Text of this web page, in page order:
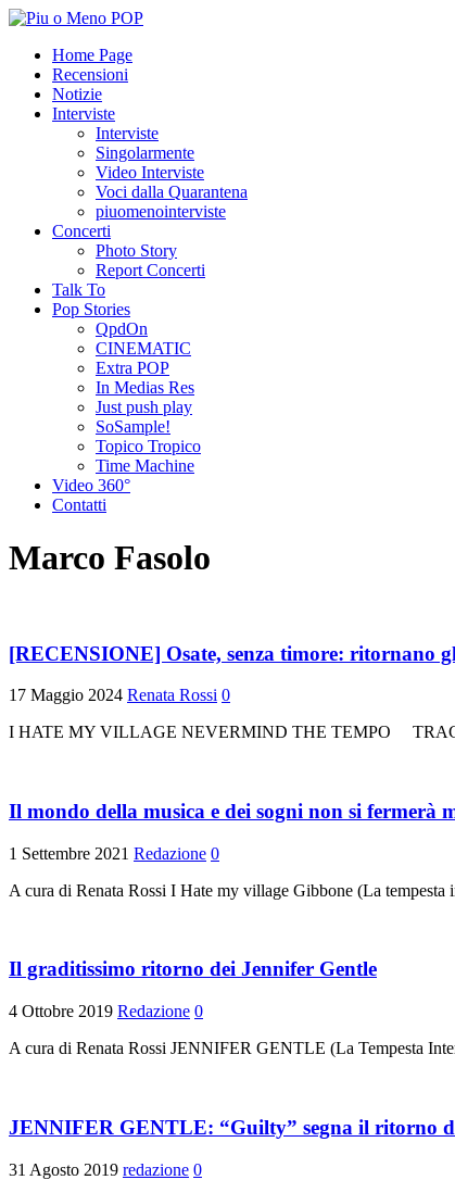
Home Page
Recensioni
Notizie
Interviste
Interviste
Singolarmente
Video Interviste
Voci dalla Quarantena
piuomenointerviste
Concerti
Photo Story
Report Concerti
Talk To
Pop Stories
QpdOn
CINEMATIC
Extra POP
In Medias Res
Just push play
SoSample!
Topico Tropico
Time Machine
Video 360°
Contatti
Marco Fasolo
[RECENSIONE] Osate, senza timore: ritornano
17 Maggio 2024 Renata Rossi 0
I HATE MY VILLAGE NEVERMIND THE TEMPO
Il mondo della musica e dei sogni non si
1 Settembre 2021 Redazione 0
A cura di Renata Rossi I Hate my village Gibbone (La
Il graditissimo ritorno dei Jennifer Gentle
4 Ottobre 2019 Redazione 0
A cura di Renata Rossi JENNIFER GENTLE (La Tempesta
JENNIFER GENTLE: “Guilty” segna il ritorno
31 Agosto 2019 redazione 0